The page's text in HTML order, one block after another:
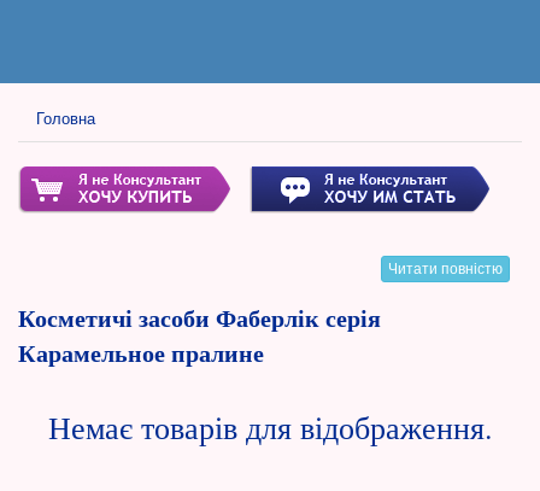
Головна
Читати повністю
Косметичі засоби Фаберлік серія
Карамельное пралине
Немає товарів для відображення.